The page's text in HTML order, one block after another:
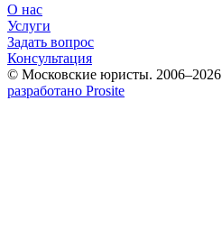
О нас
Услуги
Задать вопрос
Консультация
© Московские юристы. 2006–2026
разработано Prosite